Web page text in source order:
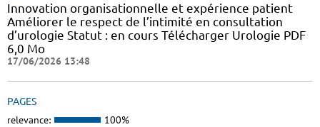
Innovation organisationnelle et expérience patient
Améliorer le respect de l’intimité en consultation
d’urologie Statut : en cours Télécharger Urologie PDF
6,0 Mo
17/06/2026 13:48
PAGES
relevance: 100%